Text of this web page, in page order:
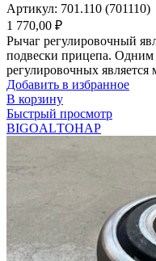
Артикул: 701.110 (701110)
1 770,00 ₽
Рычаг регулировочный
подвески прицепа. Одним
регулировочных является
Добавить в избранное
В корзину
Быстрый просмотр
BIGOALТОНАР